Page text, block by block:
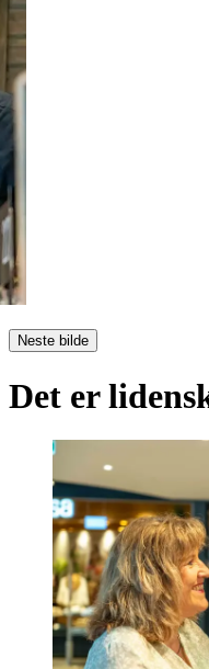
Neste bilde
Det er